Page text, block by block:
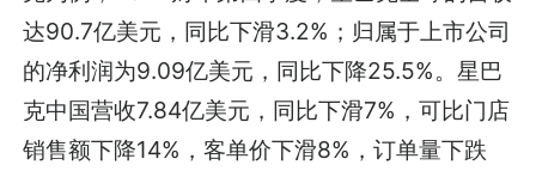
达90.7亿美元，同比下滑3.2%；归属于上市公司
的净利润为9.09亿美元，同比下降25.5%。星巴
克中国营收7.84亿美元，同比下滑7%，可比门店
销售额下降14%，客单价下滑8%，订单量下跌